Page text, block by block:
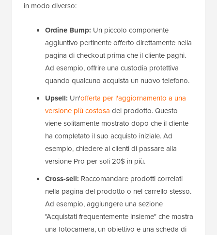
in modo diverso:
Ordine Bump: Un piccolo componente
aggiuntivo pertinente offerto direttamente nella
pagina di checkout prima che il cliente paghi.
Ad esempio, offrire una custodia protettiva
quando qualcuno acquista un nuovo telefono.
Upsell: Un'offerta per l'aggiornamento a una
versione più costosa del prodotto. Questo
viene solitamente mostrato dopo che il cliente
ha completato il suo acquisto iniziale. Ad
esempio, chiedere ai clienti di passare alla
versione Pro per soli 20$ in più.
Cross-sell: Raccomandare prodotti correlati
nella pagina del prodotto o nel carrello stesso.
Ad esempio, aggiungere una sezione
"Acquistati frequentemente insieme" che mostra
una fotocamera, un obiettivo e una scheda di